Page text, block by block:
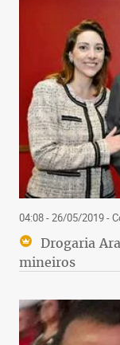
04:08 - 26/05/2019-
Drogaria
mineiros